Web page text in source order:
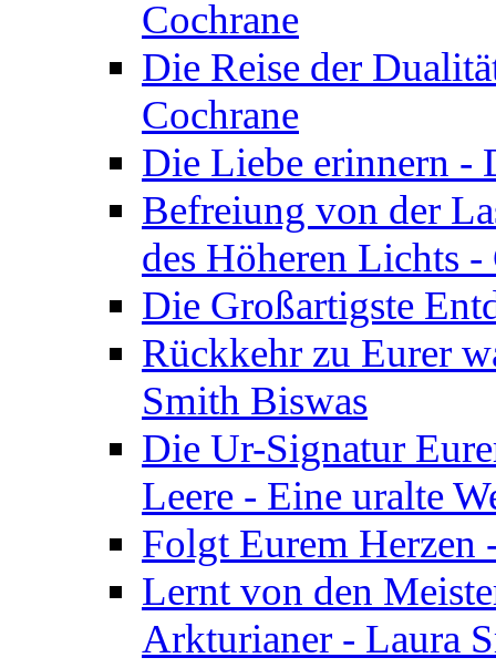
Cochrane
Die Reise der
Cochrane
Die Liebe erinnern -
Befreiung von der
des Höheren Lichts
Die Großartigste
Rückkehr zu Eurer
Smith Biswas
Die Ur-Signatur
Leere - Eine uralte
Folgt Eurem
Lernt von den
Arkturianer - Laura